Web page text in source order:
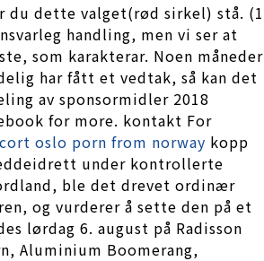
du dette valget(rød sirkel) stå. (1
handling, men vi ser at
som karakterar. Noen måneder
har fått et vedtak, så kan det
av sponsormidler 2018
for more. kontakt For
oslo porn from norway kopp
under kontrollerte
ble det drevet ordinær
og vurderer å sette den på et
lørdag 6. august på Radisson
Aluminium Boomerang,